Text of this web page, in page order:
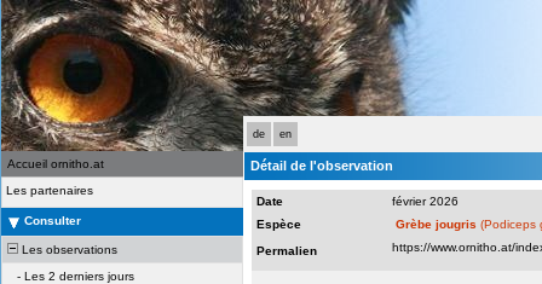
de en
Accueil ornitho.at
Les partenaires
Consulter
Les observations
- Les 2 derniers jours
Détail de l'observation
Date
février 2026
Espèce
Grèbe jougris (Podiceps
Permalien